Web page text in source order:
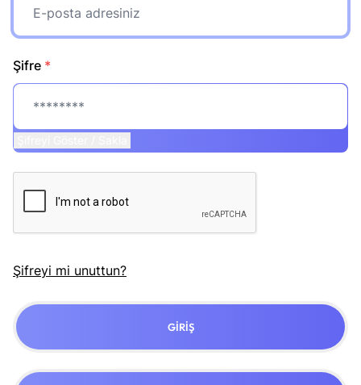
Şifre *
Şifreyi mi unuttun?
GIRIŞ